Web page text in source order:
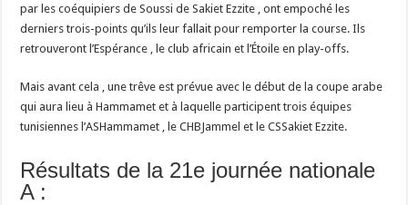
par les coéquipiers de Soussi de Sakiet Ezzite , ont empoché les
derniers trois-points qu’ils leur fallait pour remporter la course. Ils
retrouveront l’Espérance , le club africain et l’Étoile en play-offs.
Mais avant cela , une trêve est prévue avec le début de la coupe arabe
qui aura lieu à Hammamet et à laquelle participent trois équipes
tunisiennes l’ASHammamet , le CHBJammel et le CSSakiet Ezzite.
Résultats de la 21e journée nationale
A :